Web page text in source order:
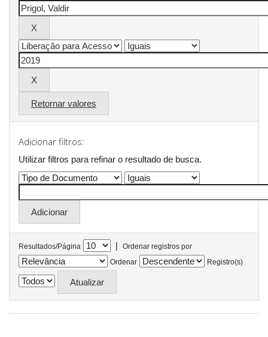
Retornar valores
Adicionar filtros:
Utilizar filtros para refinar o resultado de busca.
Resultados/Página |
Ordenar registros por
Ordenar
Registro(s)